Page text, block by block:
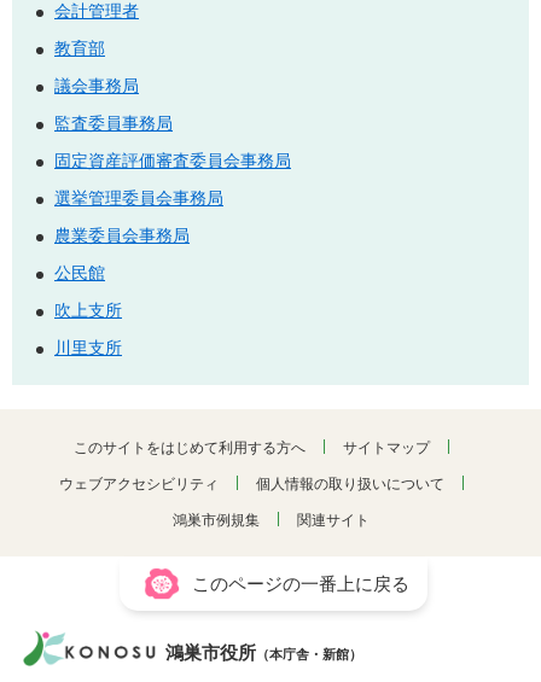
会計管理者
教育部
議会事務局
監査委員事務局
固定資産評価審査委員会事務局
選挙管理委員会事務局
農業委員会事務局
公民館
吹上支所
川里支所
このサイトをはじめて利用する方へ サイトマップ
ウェブアクセシビリティ 個人情報の取り扱いについて
鴻巣市例規集 関連サイト
このページの一番上に戻る
鴻巣市役所 （本庁舎・新館）